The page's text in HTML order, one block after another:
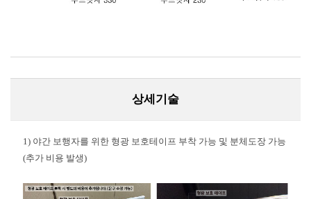
상세기술
1) 야간 보행자를 위한 형광 보호테이프 부착 가능 및 분체도장 가능
(추가 비용 발생)